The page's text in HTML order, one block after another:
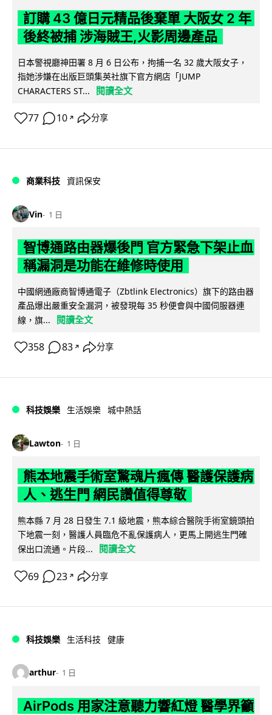
訂購 43 億日元精品後棄單 大阪女 2 年
後終被捕 涉海賊王,火影周邊產品
日本警視廳神田署 8 月 6 日公布，拘捕一名 32 歲大阪女子，
指她涉嫌在出版巨頭集英社旗下官方網店「JUMP
CHARACTERS ST...
閱讀全文
77 10 ↗ 分享
商業科技 資訊保安
Vin 1 日
智博通路由器爆後門 官方緊急下架止血
稱漏洞是功能在維修時使用
中國網通廠商智博通電子（Zbtlink Electronics）旗下的路由器
產品爆出嚴重安全漏洞，被發現每 35 秒便會與中國伺服器連
線，旗...
閱讀全文
358 83 ↗ 分享
科技娛樂 生活娛樂 城中熱話
Lawton 1 日
熊本地震手術室驚魂片瘋傳 醫護保護病
人、逃生門 網民讚值得尊敬
熊本縣 7 月 28 日發生 7.1 級地震，熊本綜合醫院手術室鏡頭拍
下地震一刻，醫護人員臨危不亂保護病人，更馬上開逃生門確
保出口流通。片段...
閱讀全文
69 23 ↗ 分享
科技娛樂 生活科技 健康
arthur 1 日
AirPods 用家注意聽力響紅燈 醫學界籲